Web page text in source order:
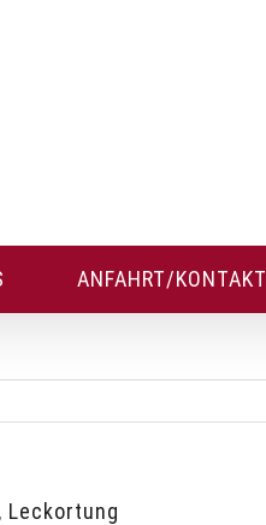
ANFAHRT/KONTAKT
Leckortung